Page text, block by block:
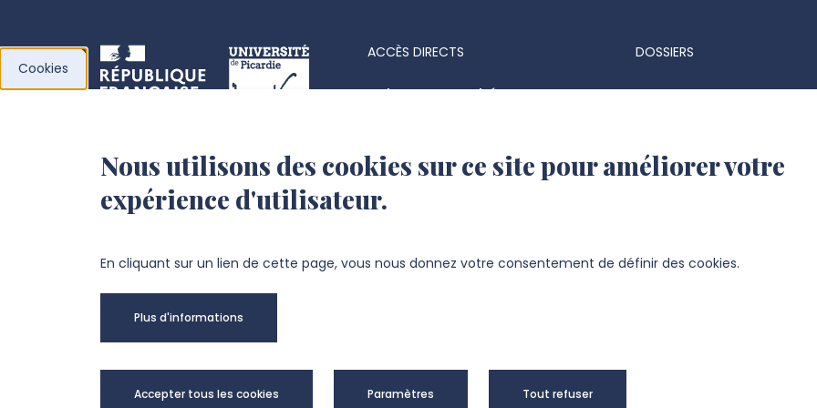
l’Université de
Picardie Jules Verne
Chemin du Thil
+33 3 22 82 72 72
ACCÈS DIRECTS
Achats & marchés
Fiche d'identité UPJV
Offres d'emploi
DOSSIERS
Espace Presse
Université de Picardie Jules Verne -
@Copyright 2024
Cookies
Nous utilisons des cookies sur ce site pour améliorer votre
expérience d'utilisateur.
En cliquant sur un lien de cette page, vous nous donnez votre consentement de définir des cookies.
Plus d'informations
Accepter tous les cookies Paramètres Tout refuser